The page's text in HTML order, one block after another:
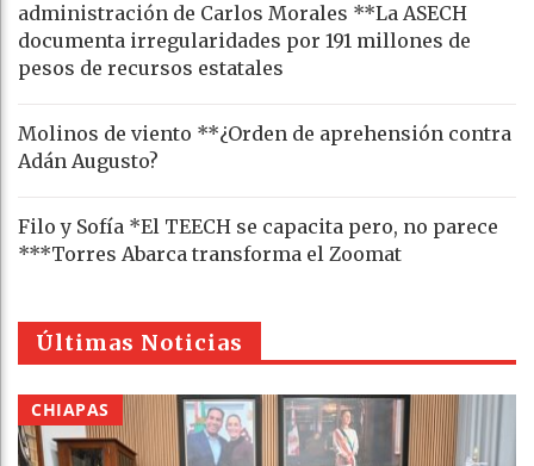
administración de Carlos Morales **La ASECH
documenta irregularidades por 191 millones de
pesos de recursos estatales
Molinos de viento **¿Orden de aprehensión contra
Adán Augusto?
Filo y Sofía *El TEECH se capacita pero, no parece
***Torres Abarca transforma el Zoomat
Últimas Noticias
CHIAPAS